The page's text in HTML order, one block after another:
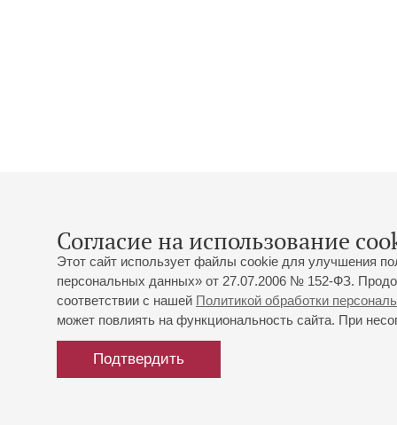
Согласие на использование
Этот сайт использует файлы cookie для улучшения
персональных данных» от 27.07.2006 № 152-ФЗ.
соответствии с нашей Политикой обработки
может повлиять на функциональность сайта. При
Подтвердить